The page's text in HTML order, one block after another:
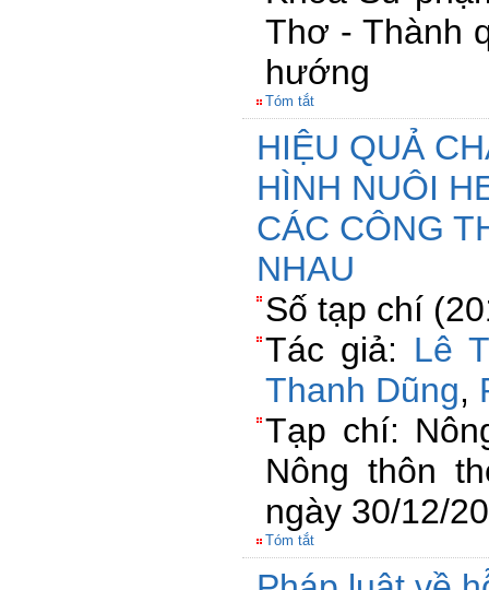
Thơ - Thành
hướng
Tóm tắt
HIỆU QUẢ
HÌNH NUÔI
CÁC CÔNG
NHAU
Số tạp chí
Tác giả: Lê
Thanh Dũng,
Tạp chí:
Nông thôn
ngày 30/12/
Tóm tắt